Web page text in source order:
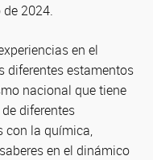
2024.
en el
diferentes estamentos
nacional que tiene
diferentes
con la química,
en el dinámico